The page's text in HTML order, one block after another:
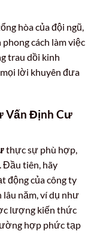
hòa của đội ngũ,
cách làm việc
trau dồi kinh
lời khuyên đưa
Vấn Định Cư
thực sự phù hợp,
Đầu tiên, hãy
động của công ty
năm, ví dụ như
lượng kiến thức
hợp phức tạp